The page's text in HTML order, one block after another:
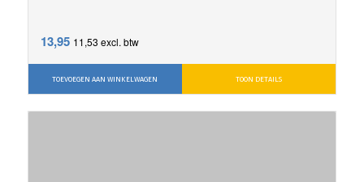
13,95 11,53 excl. btw
TOEVOEGEN AAN WINKELWAGEN TOON DETAILS